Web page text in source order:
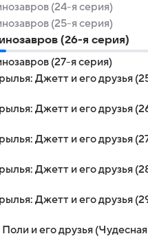
(24-я серия)
(25-я серия)
(26-я серия)
(27-я серия)
Джетт и его друзья
Джетт и его друзья
Джетт и его друзья
Джетт и его друзья
Джетт и его друзья
и его друзья